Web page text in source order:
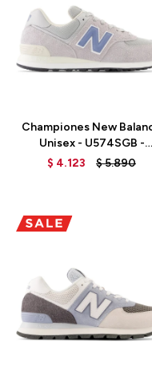
Championes New
Unisex - U574SGB -
ARCTIC GREY
$ 4.123 $5.890